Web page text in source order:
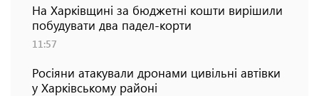
На Харківщині за бюджетні кошти вирішили
побудувати два падел-корти
11:57
Росіяни атакували дронами цивільні автівки
у Харківському районі